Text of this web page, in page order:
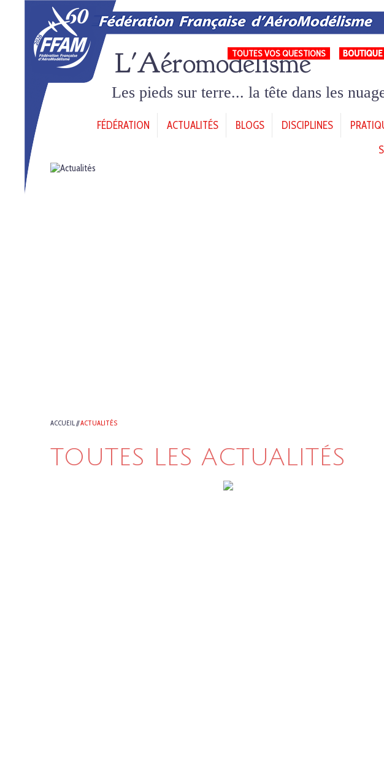
TOUTES VOS QUESTIONS
L'Aéromodélisme
Les pieds sur terre... la tête dans les
FÉDÉRATION ACTUALITÉS BLOGS DISCIPLINES
ACCUEIL//ACTUALITÉS
TOUTES LES ACTUALITÉS